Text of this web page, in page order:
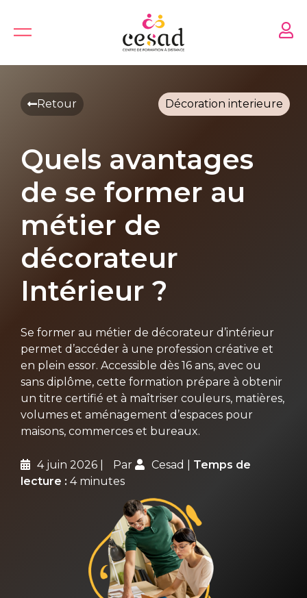
content
Retour Décoration interieure
Quels avantages
de se former au
métier de
décorateur
Intérieur ?
Se former au métier de décorateur d’intérieur
permet d’accéder à une profession créative et
en plein essor. Accessible dès 16 ans, avec ou
sans diplôme, cette formation prépare à obtenir
un titre certifié et à maîtriser couleurs, matières,
volumes et aménagement d’espaces pour
maisons, commerces et bureaux.
4 juin 2026 Par Cesad
Temps de
lecture : 4 minutes